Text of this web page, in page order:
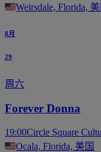
Weirsdale, Florida, 美
8月
29
周六
Forever Donna
19:00Circle Square
Ocala, Florida, 美国